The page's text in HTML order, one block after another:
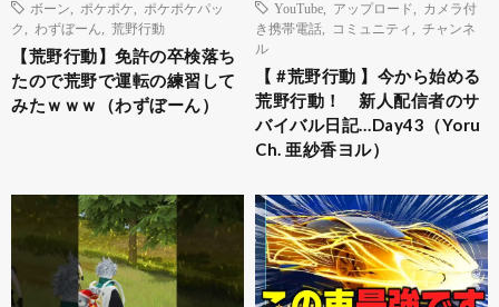
ボーン
ポケポケ
ポケポケパッ
ク
わずぼーん 荒野行動
【荒野行動】免許の卒検落ち
たので荒野で運転の練習して
みたｗｗｗ（わずぼーん）
YouTube
アップロード
カメラ付
き携帯電話
コミュニティ
チャンネ
ル
【 #荒野行動 】今から始める
荒野行動！ 新人配信者のサ
バイバル日記…Day43（Yoru
Ch. 亜紗香ヨル）